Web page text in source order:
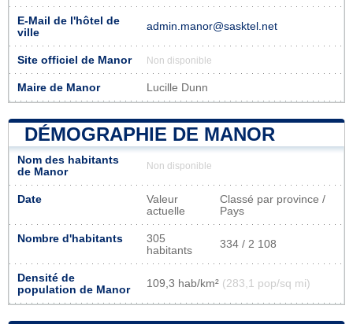
E-Mail de l'hôtel de
ville
admin.manor@sasktel.net
Site officiel de Manor Non disponible
Maire de Manor Lucille Dunn
DÉMOGRAPHIE DE MANOR
Nom des habitants
de Manor
Non disponible
Date
Valeur
actuelle
Classé par province /
Pays
Nombre d'habitants
305
habitants
334 / 2 108
Densité de
population de Manor
109,3 hab/km² (283,1 pop/sq mi)